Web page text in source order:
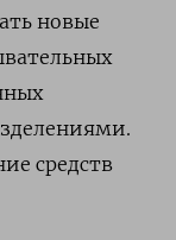
новые
средств